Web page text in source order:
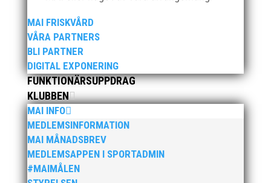
MAI FRISKVÅRD
VÅRA PARTNERS
BLI PARTNER
DIGITAL EXPONERING
FUNKTIONÄRSUPPDRAG
KLUBBEN
MAI INFO
MEDLEMSINFORMATION
MAI MÅNADSBREV
MEDLEMSAPPEN I SPORTADMIN
#MAIMÅLEN
När Friidrottssverige samlades för fest gick en
av utmärkelserna till MAI och Kalvinknatet –
Lasses skötebarn i alla år. MAI-delegationen
fick ta emot priset ”Årets pulshöjare”, och
bland annat fanns ordförande Fredrik Wennolf
på plats för att ta emot hyllningarna. –...